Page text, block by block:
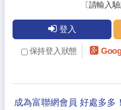
〔請輸入
登入
保持登入狀態
成為富聯網會員 好處多多！